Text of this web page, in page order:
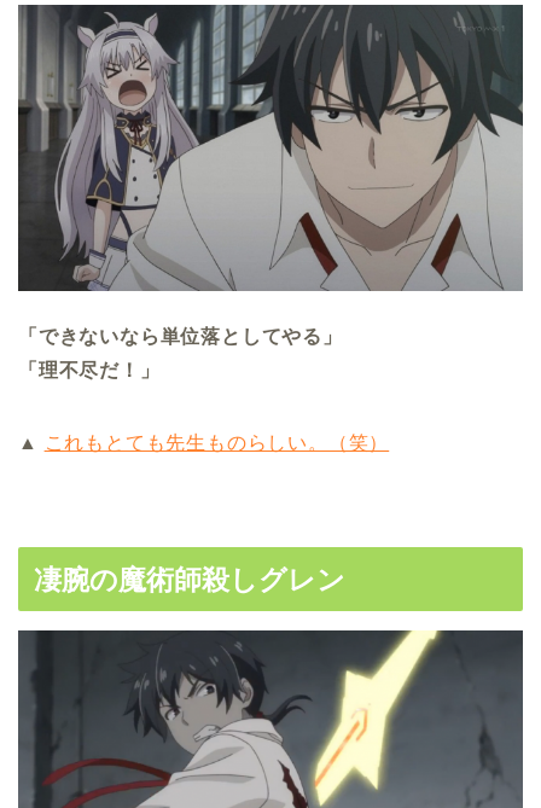
「できないなら単位落としてやる」
「理不尽だ！」
▲ これもとても先生ものらしい。（笑）
凄腕の魔術師殺しグレン